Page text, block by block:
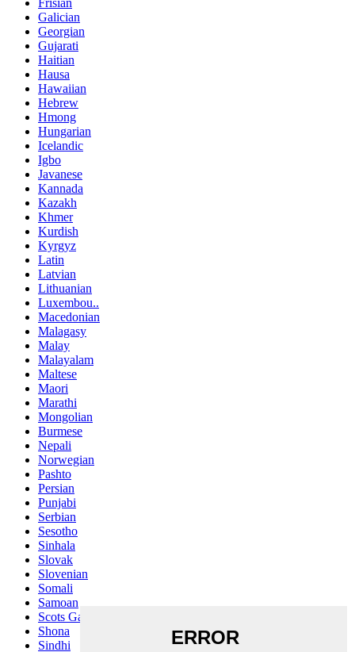
Frisian
Galician
Georgian
Gujarati
Haitian
Hausa
Hawaiian
Hebrew
Hmong
Hungarian
Icelandic
Igbo
Javanese
Kannada
Kazakh
Khmer
Kurdish
Kyrgyz
Latin
Latvian
Lithuanian
Luxembou..
Macedonian
Malagasy
Malay
Malayalam
Maltese
Maori
Marathi
Mongolian
Burmese
Nepali
Norwegian
Pashto
Persian
Punjabi
Serbian
Sesotho
Sinhala
Slovak
Slovenian
Somali
Samoan
Scots Gaelic
Shona
Sindhi